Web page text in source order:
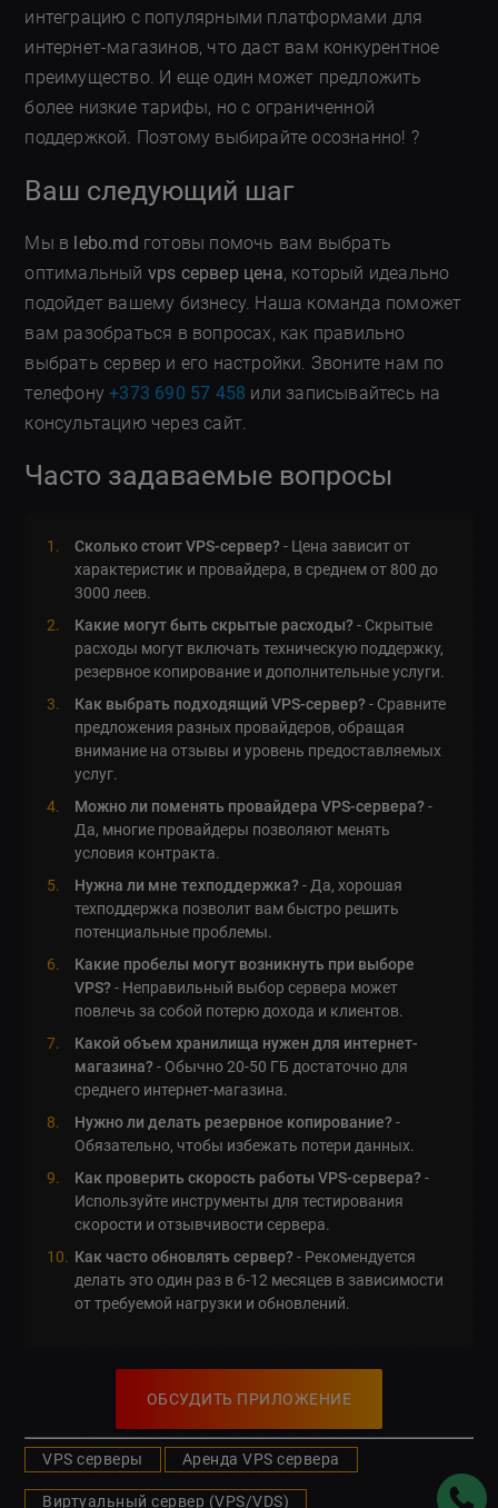
интеграцию с популярными платформами для
интернет-магазинов, что даст вам конкурентное
преимущество. И еще один может предложить
более низкие тарифы, но с ограниченной
поддержкой. Поэтому выбирайте осознанно! ?
Ваш следующий шаг
Мы в lebo.md готовы помочь вам выбрать
оптимальный vps сервер цена, который идеально
подойдет вашему бизнесу. Наша команда поможет
вам разобраться в вопросах, как правильно
выбрать сервер и его настройки. Звоните нам по
телефону+373 690 57 458 или записывайтесь на
консультацию через сайт.
Часто задаваемые вопросы
Сколько стоит VPS-сервер?- Цена зависит от
характеристик и провайдера, в среднем от 800 до
3000 леев.
Какие могут быть скрытые расходы?- Скрытые
расходы могут включать техническую поддержку,
резервное копирование и дополнительные услуги.
Как выбрать подходящий VPS-сервер?- Сравните
предложения разных провайдеров, обращая
внимание на отзывы и уровень предоставляемых
услуг.
Можно ли поменять провайдера VPS-сервера?-
Да, многие провайдеры позволяют менять
условия контракта.
Нужна ли мне техподдержка?- Да, хорошая
техподдержка позволит вам быстро решить
потенциальные проблемы.
Какие пробелы могут возникнуть при выборе
VPS?- Неправильный выбор сервера может
повлечь за собой потерю дохода и клиентов.
Какой объем хранилища нужен для интернет-
магазина?- Обычно 20-50 ГБ достаточно для
среднего интернет-магазина.
Нужно ли делать резервное копирование?-
Обязательно, чтобы избежать потери данных.
Как проверить скорость работы VPS-сервера?-
Используйте инструменты для тестирования
скорости и отзывчивости сервера.
Как часто обновлять сервер?- Рекомендуется
делать это один раз в 6-12 месяцев в зависимости
от требуемой нагрузки и обновлений.
ОБСУДИТЬ ПРИЛОЖЕНИЕ
VPS серверы Аренда VPS сервера
Виртуальный сервер (VPS/VDS)